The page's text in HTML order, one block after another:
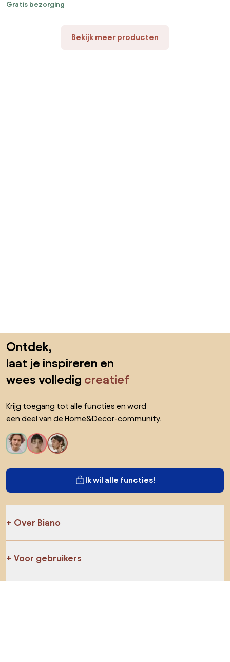
Gratis bezorging
Bekijk meer producten
Ontdek,
laat je inspireren en
wees volledig creatief
Krijg toegang tot alle functies en word
een deel van de Home&Decor-community.
Ik wil alle functies!
Over Biano
Voor gebruikers